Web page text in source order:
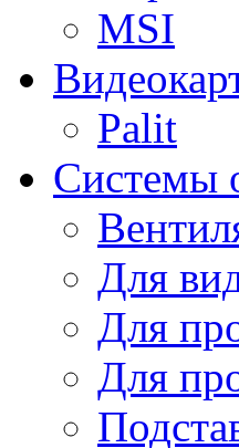
MSI
Palit
Системы
Для
Для
Для